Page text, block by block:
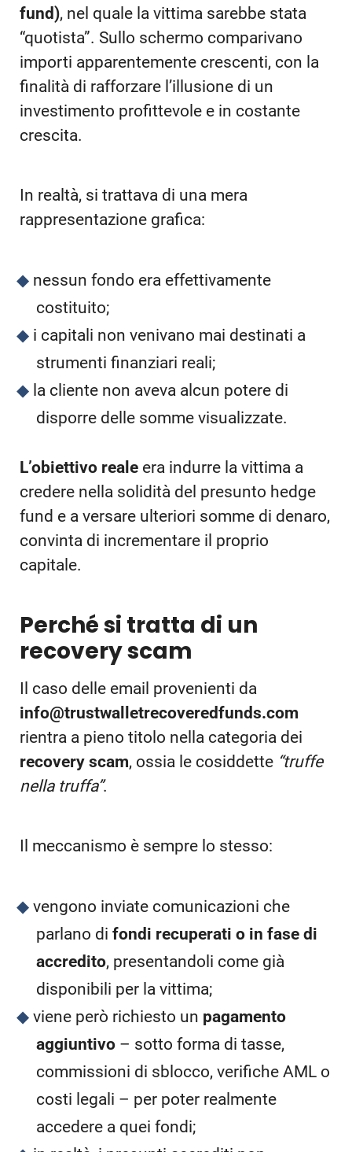
fund), nel quale la vittima sarebbe stata
“quotista”. Sullo schermo comparivano
importi apparentemente crescenti, con la
finalità di rafforzare l’illusione di un
investimento profittevole e in costante
crescita.
In realtà, si trattava di una mera
rappresentazione grafica:
nessun fondo era effettivamente
costituito;
i capitali non venivano mai destinati a
strumenti finanziari reali;
la cliente non aveva alcun potere di
disporre delle somme visualizzate.
L’obiettivo reale era indurre la vittima a
credere nella solidità del presunto hedge
fund e a versare ulteriori somme di denaro,
convinta di incrementare il proprio
capitale.
Perché si tratta di un
recovery scam
Il caso delle email provenienti da
info@trustwalletrecoveredfunds.com
rientra a pieno titolo nella categoria dei
recovery scam, ossia le cosiddette “truffe
nella truffa”.
Il meccanismo è sempre lo stesso:
vengono inviate comunicazioni che
parlano di fondi recuperati o in fase di
accredito, presentandoli come già
disponibili per la vittima;
viene però richiesto un pagamento
aggiuntivo – sotto forma di tasse,
commissioni di sblocco, verifiche AML o
costi legali – per poter realmente
accedere a quei fondi;